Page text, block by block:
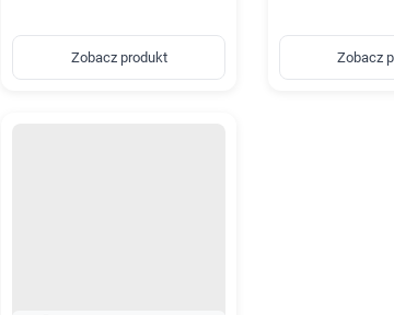
Zobacz produkt Zobacz